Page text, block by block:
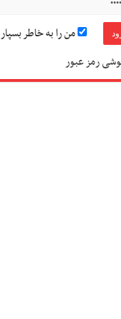
من را به خاطر بسپار
رمز عبور